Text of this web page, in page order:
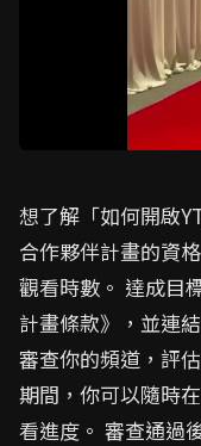
想了解「如何開啟
合作夥伴計畫的資
觀看時數。 達成目
計畫條款》，並連
審查你的頻道，評
期間，你可以隨時
看進度。 審查通過